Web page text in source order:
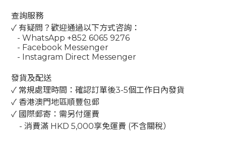
查詢服務
✓ 有疑問？歡迎通過以下方式咨詢：
- WhatsApp +852 6065 9276
- Facebook Messenger
- Instagram Direct Messenger
發貨及配送
✓ 常規處理時間：確認訂單後3-5個工作日內發貨
✓ 香港澳門地區順豐包郵
✓ 國際郵寄：需另付運費
- 消費滿 HKD 5,000享免運費 (不含關稅）